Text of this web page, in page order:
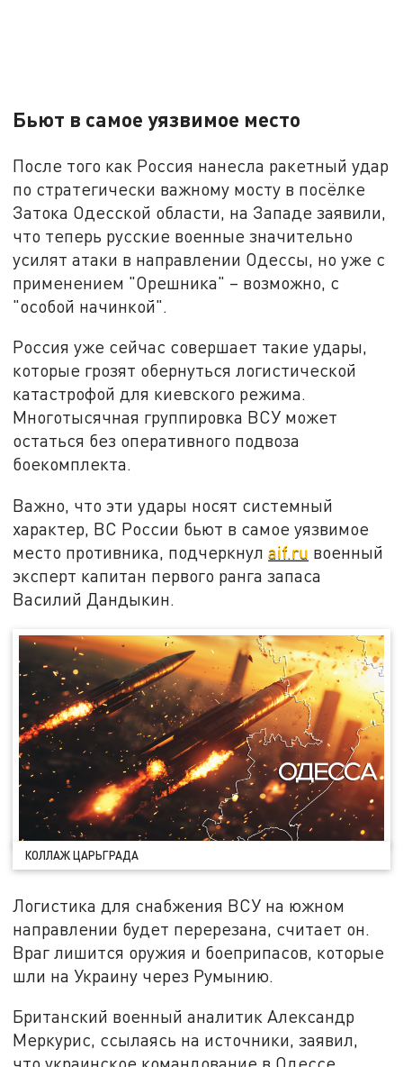
Бьют в самое уязвимое место
После того как Россия нанесла ракетный удар
по стратегически важному мосту в посёлке
Затока Одесской области, на Западе заявили,
что теперь русские военные значительно
усилят атаки в направлении Одессы, но уже с
применением "Орешника" – возможно, с
"особой начинкой".
Россия уже сейчас совершает такие удары,
которые грозят обернуться логистической
катастрофой для киевского режима.
Многотысячная группировка ВСУ может
остаться без оперативного подвоза
боекомплекта.
Важно, что эти удары носят системный
характер, ВС России бьют в самое уязвимое
место противника, подчеркнулaif.ru военный
эксперт капитан первого ранга запаса
Василий Дандыкин.
КОЛЛАЖ ЦАРЬГРАДА
Логистика для снабжения ВСУ на южном
направлении будет перерезана, считает он.
Враг лишится оружия и боеприпасов, которые
шли на Украину через Румынию.
Британский военный аналитик Александр
Меркурис, ссылаясь на источники, заявил,